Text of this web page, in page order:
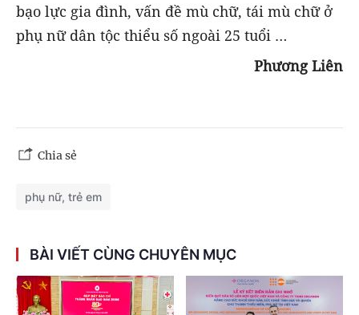
bạo lực gia đình, vấn đề mù chữ, tái mù chữ ở
phụ nữ dân tộc thiểu số ngoài 25 tuổi …
Phương Liên
Chia sẻ
phụ nữ, trẻ em
BÀI VIẾT CÙNG CHUYÊN MỤC